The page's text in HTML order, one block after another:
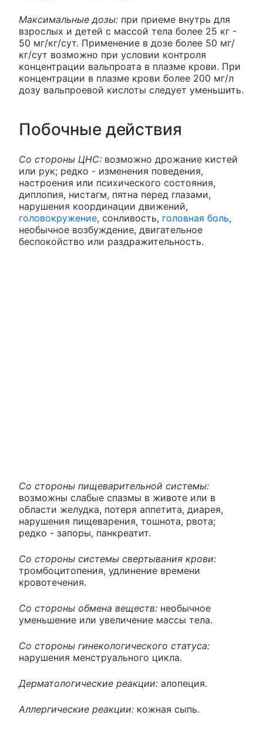
Максимальные дозы: при приеме внутрь для
взрослых и детей с массой тела более 25 кг -
50 мг/кг/сут. Применение в дозе более 50 мг/
кг/сут возможно при условии контроля
концентрации вальпроата в плазме крови. При
концентрации в плазме крови более 200 мг/л
дозу вальпроевой кислоты следует уменьшить.
Побочные действия
Со стороны ЦНС: возможно дрожание кистей
или рук; редко - изменения поведения,
настроения или психического состояния,
диплопия, нистагм, пятна перед глазами,
нарушения координации движений,
головокружение, сонливость, головная боль,
необычное возбуждение, двигательное
беспокойство или раздражительность.
Со стороны пищеварительной системы:
возможны слабые спазмы в животе или в
области желудка, потеря аппетита, диарея,
нарушения пищеварения, тошнота, рвота;
редко - запоры, панкреатит.
Со стороны системы свертывания крови:
тромбоцитопения, удлинение времени
кровотечения.
Со стороны обмена веществ: необычное
уменьшение или увеличение массы тела.
Со стороны гинекологического статуса:
нарушения менструального цикла.
Дерматологические реакции: алопеция.
Аллергические реакции: кожная сыпь.